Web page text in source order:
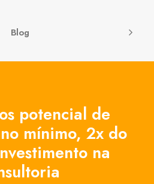
Blog
potencial de
mínimo, 2x do
na